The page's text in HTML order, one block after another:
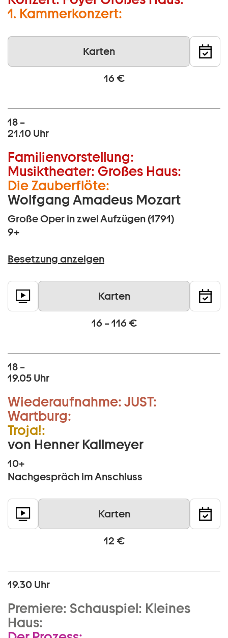
1. Kammerkonzert:
Karten
16 €
18 –
21.10 Uhr
Familienvorstellung:
Musiktheater: Großes Haus:
Die Zauberflöte:
Wolfgang Amadeus Mozart
Große Oper in zwei Aufzügen (1791)
9+
Besetzung anzeigen
Karten
16 – 116 €
18 –
19.05 Uhr
Wiederaufnahme:JUST:
Wartburg:
Troja!:
von Henner Kallmeyer
10+
Nachgespräch im Anschluss
Karten
12 €
19.30 Uhr
Premiere: Schauspiel: Kleines
Haus: